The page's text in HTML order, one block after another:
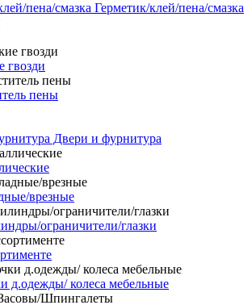
Герметик/клей/пена/смазка
гвозди
пены
Двери и фурнитура
врезные
ограничители/глазки
д.одежды/ колеса мебельные